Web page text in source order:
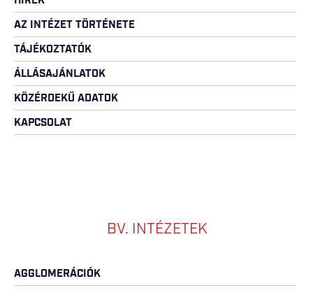
AZ INTÉZET TÖRTÉNETE
TÁJÉKOZTATÓK
ÁLLÁSAJÁNLATOK
KÖZÉRDEKŰ ADATOK
KAPCSOLAT
BV. INTÉZETEK
AGGLOMERÁCIÓK